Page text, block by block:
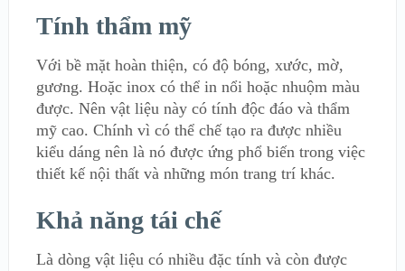
Tính thẩm mỹ
Với bề mặt hoàn thiện, có độ bóng, xước, mờ,
gương. Hoặc inox có thể in nổi hoặc nhuộm màu
được. Nên vật liệu này có tính độc đáo và thẩm
mỹ cao. Chính vì có thể chế tạo ra được nhiều
kiểu dáng nên là nó được ứng phổ biến trong việc
thiết kế nội thất và những món trang trí khác.
Khả năng tái chế
Là dòng vật liệu có nhiều đặc tính và còn được